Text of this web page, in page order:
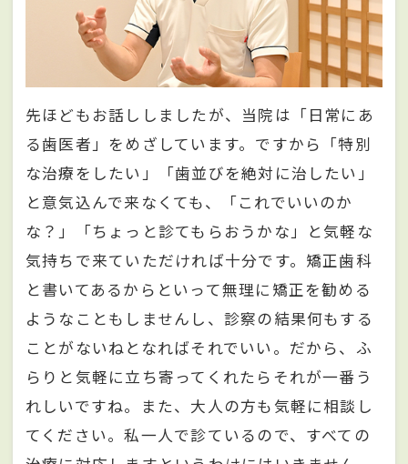
先ほどもお話ししましたが、当院は「日常にあ
る歯医者」をめざしています。ですから「特別
な治療をしたい」「歯並びを絶対に治したい」
と意気込んで来なくても、「これでいいのか
な？」「ちょっと診てもらおうかな」と気軽な
気持ちで来ていただければ十分です。矯正歯科
と書いてあるからといって無理に矯正を勧める
ようなこともしませんし、診察の結果何もする
ことがないねとなればそれでいい。だから、ふ
らりと気軽に立ち寄ってくれたらそれが一番う
れしいですね。また、大人の方も気軽に相談し
てください。私一人で診ているので、すべての